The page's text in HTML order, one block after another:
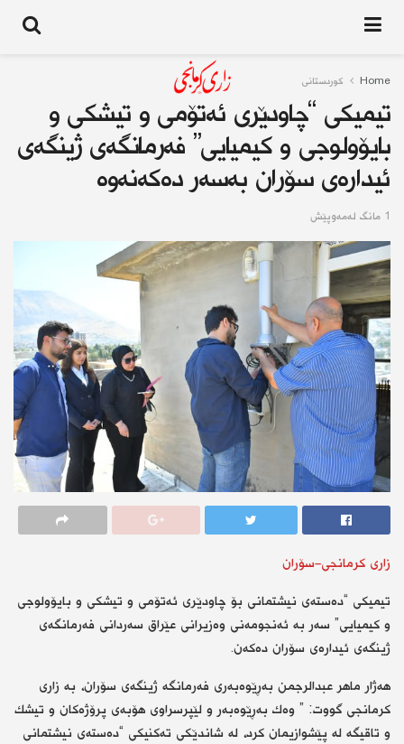
Home کوردستانى
تیمیكی “چاودێری ئه‌تۆمی و تیشكی و
بایۆولوجی و كیمیایی” فه‌رمانگه‌ی ژینگه‌ی
ئیداره‌ی سۆران بەسەر دەكەنەوە
1 مانگ له‌مه‌وپێش
زاری كرمانجی-سۆران
تیمیكی “ده‌سته‌ی نیشتمانی بۆ چاودێری ئه‌تۆمی و تیشكی و بایۆولوجی
و كیمیایی” سه‌ر به‌ ئه‌نجومه‌نی وه‌زیرانی عێراق سەردانی فه‌رمانگه‌ی
ژینگه‌ی ئیداره‌ی سۆران ده‌كه‌ن.
هه‌ژار ماهر عبدالرجمن به‌ڕێوه‌به‌ری فه‌رمانگه‌ ژینگەی سۆران، بە زاری
كرمانجی گووت: ” وەك بەڕێوەبەر و لێپرسراوی هۆبه‌ی پرۆژه‌كان و تیشك
و تاقیگه‌ له‌ پێشوازیمان كرد، لە شاندێكی ته‌كنیكی “ده‌سته‌ی نیشتمانی